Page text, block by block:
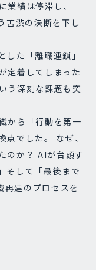
業績は停滞し、
苦渋の決断を下し
した「離職連鎖」
定着してしまった
う深刻な課題も突
から「行動を第一
でした。 なぜ、
のか？ AIが台頭す
そして「最後まで
建のプロセスを